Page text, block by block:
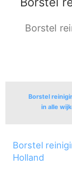
Borstel
Borstel
in alle
Oosterse
Borstel
Holland